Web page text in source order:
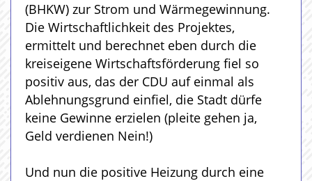
(BHKW) zur Strom und Wärmegewinnung.
Die Wirtschaftlichkeit des Projektes,
ermittelt und berechnet eben durch die
kreiseigene Wirtschaftsförderung fiel so
positiv aus, das der CDU auf einmal als
Ablehnungsgrund einfiel, die Stadt dürfe
keine Gewinne erzielen (pleite gehen ja,
Geld verdienen Nein!)
Und nun die positive Heizung durch eine